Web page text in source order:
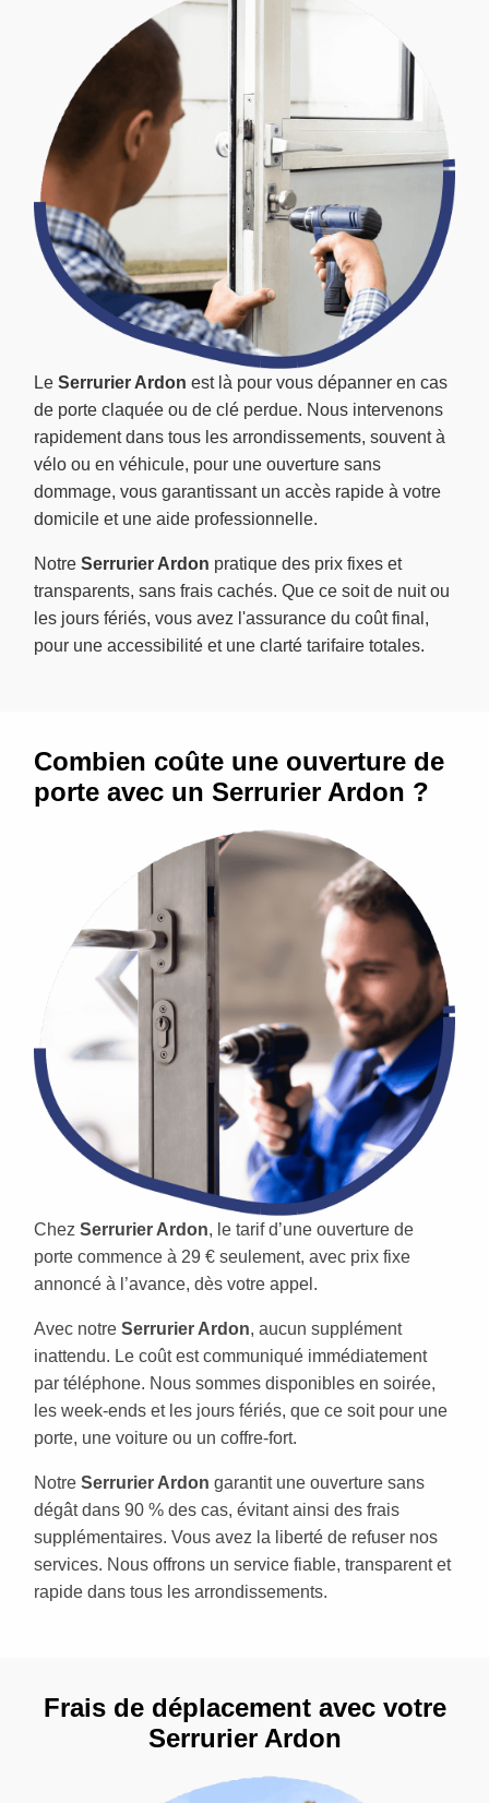
Le Serrurier Ardon est là pour vous dépanner en cas
de porte claquée ou de clé perdue. Nous intervenons
rapidement dans tous les arrondissements, souvent à
vélo ou en véhicule, pour une ouverture sans
dommage, vous garantissant un accès rapide à votre
domicile et une aide professionnelle.
Notre Serrurier Ardon pratique des prix fixes et
transparents, sans frais cachés. Que ce soit de nuit ou
les jours fériés, vous avez l'assurance du coût final,
pour une accessibilité et une clarté tarifaire totales.
Combien coûte une ouverture de
porte avec un Serrurier Ardon ?
Chez Serrurier Ardon, le tarif d’une ouverture de
porte commence à 29 € seulement, avec prix fixe
annoncé à l’avance, dès votre appel.
Avec notre Serrurier Ardon, aucun supplément
inattendu. Le coût est communiqué immédiatement
par téléphone. Nous sommes disponibles en soirée,
les week-ends et les jours fériés, que ce soit pour une
porte, une voiture ou un coffre-fort.
Notre Serrurier Ardon garantit une ouverture sans
dégât dans 90 % des cas, évitant ainsi des frais
supplémentaires. Vous avez la liberté de refuser nos
services. Nous offrons un service fiable, transparent et
rapide dans tous les arrondissements.
Frais de déplacement avec votre
Serrurier Ardon